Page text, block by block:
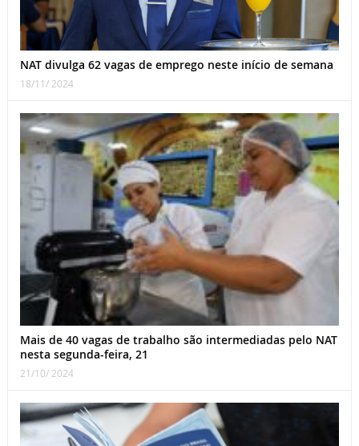
NAT divulga 62 vagas de emprego neste início de semana
18/11/ 2024
Mais de 40 vagas de trabalho são intermediadas pelo NAT
nesta segunda-feira, 21
21/10/ 2024